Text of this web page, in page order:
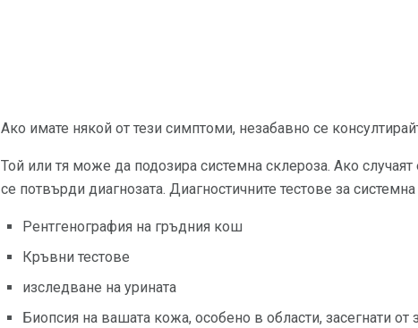
Ако имате някой от тези симптоми, незабавно се
Той или тя може да подозира системна склероза. Ако
се потвърди диагнозата. Диагностичните тестове за
Рентгенография на гръдния кош
Кръвни тестове
изследване на урината
Биопсия на вашата кожа, особено в области, засегнати от